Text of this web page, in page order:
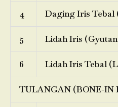
4 Daging Iris Tebal
5 Lidah Iris
6 Lidah Iris Tebal
TULANGAN (BONE-IN